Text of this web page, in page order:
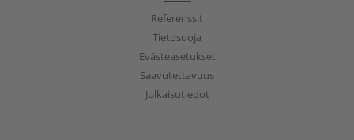
Referenssit
Tietosuoja
Evästeasetukset
Saavutettavuus
Julkaisutiedot